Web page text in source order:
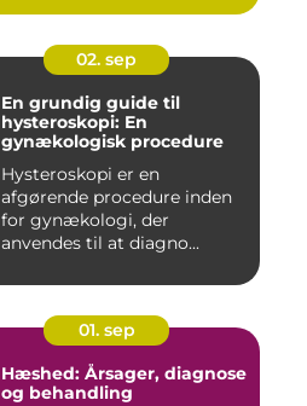
02. sep
En grundig guide til
hysteroskopi: En
gynækologisk procedure
Hysteroskopi er en
afgørende procedure inden
for gynækologi, der
anvendes til at diagno...
01. sep
Hæshed: Årsager, diagnose
og behandling